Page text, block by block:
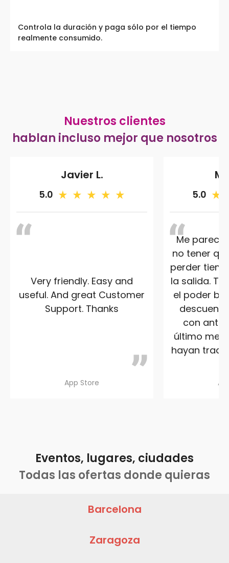
Controla la duración y paga sólo por el tiempo
realmente consumido.
Nuestros clientes
hablan incluso mejor que nosotros
Javier L.
5.0
Very friendly. Easy and
useful. And great Customer
Support. Thanks
App Store
5.0
Me parece
no tener
perder
la salida.
el poder
con
último me
hayan
Eventos, lugares, ciudades
Todas las ofertas donde quieras
Barcelona
Zaragoza